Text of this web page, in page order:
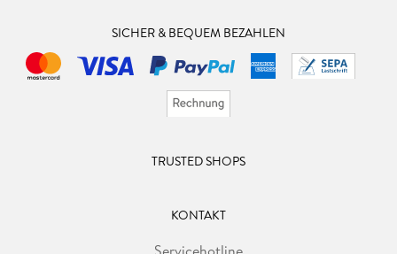
SICHER & BEQUEM BEZAHLEN
TRUSTED SHOPS
KONTAKT